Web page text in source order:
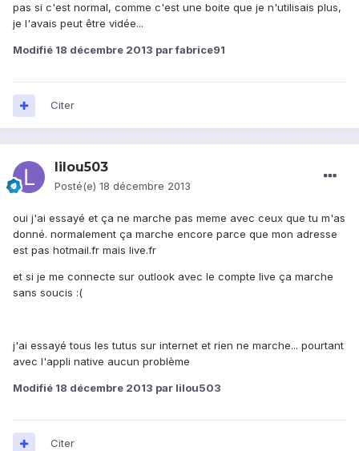
pas si c'est normal, comme c'est une boite que je n'utilisais plus,
je l'avais peut être vidée...
Modifié 18 décembre 2013 par fabrice91
Citer
lilou503
Posté(e) 18 décembre 2013
oui j'ai essayé et ça ne marche pas meme avec ceux que tu m'as
donné. normalement ça marche encore parce que mon adresse
est pas hotmail.fr mais live.fr
et si je me connecte sur outlook avec le compte live ça marche
sans soucis :(
j'ai essayé tous les tutus sur internet et rien ne marche... pourtant
avec l'appli native aucun problème
Modifié 18 décembre 2013 par lilou503
Citer